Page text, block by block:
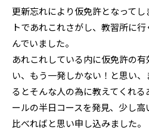
更新忘れにより仮免許となって
トであれこれさがし、教習所に
んでいました。
あれこれしている内に仮免許の
い、もう一発しかない！と思い
るとそんな人の為に教えてくれ
ールの半日コースを発見、少し
比べればと思い申し込みました。